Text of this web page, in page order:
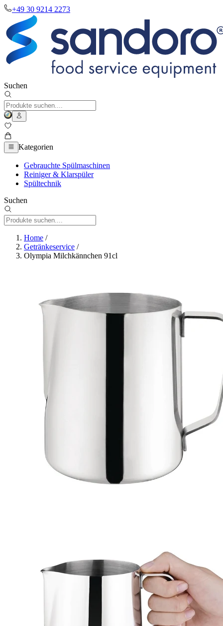
+49 30 9214 2273
Suchen
Kategorien
Gebrauchte Spülmaschinen
Reiniger & Klarspüler
Spültechnik
Suchen
Home /
Getränkeservice /
Olympia Milchkännchen 91cl